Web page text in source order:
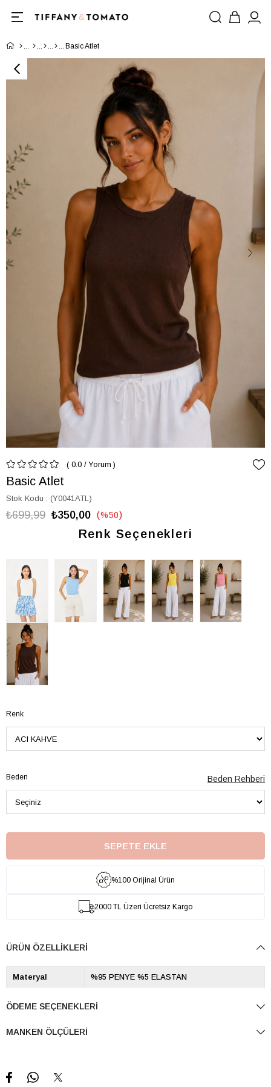
Basic Atlet
0.0 / Yorum
Basic Atlet
Stok Kodu (Y0041ATL)
₺699,99 ₺350,00 %50
İndirim
Renk Seçenekleri
Renk
Beden Beden Rehberi
%100 Orijinal Ürün
2000 TL Üzeri Ücretsiz Kargo
ÜRÜN ÖZELLIKLERI
Materyal %95 PENYE %5 ELASTAN
ÖDEME SEÇENEKLERI
MANKEN ÖLÇÜLERI